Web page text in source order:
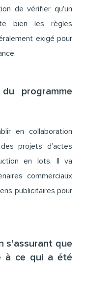
de vérifier qu'un
bien les règles
exigé pour
programme
en collaboration
projets d’actes
en lots. Il va
commerciaux
publicitaires pour
s’assurant que
à ce qui a été